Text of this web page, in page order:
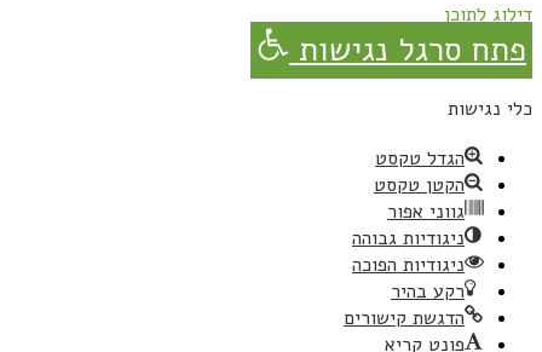
דילוג לתוכן
פתח סרגל נגישות
כלי נגישות
הגדל טקסט
הקטן טקסט
גווני אפור
ניגודיות גבוהה
ניגודיות הפוכה
רקע בהיר
הדגשת קישורים
פונט קריא